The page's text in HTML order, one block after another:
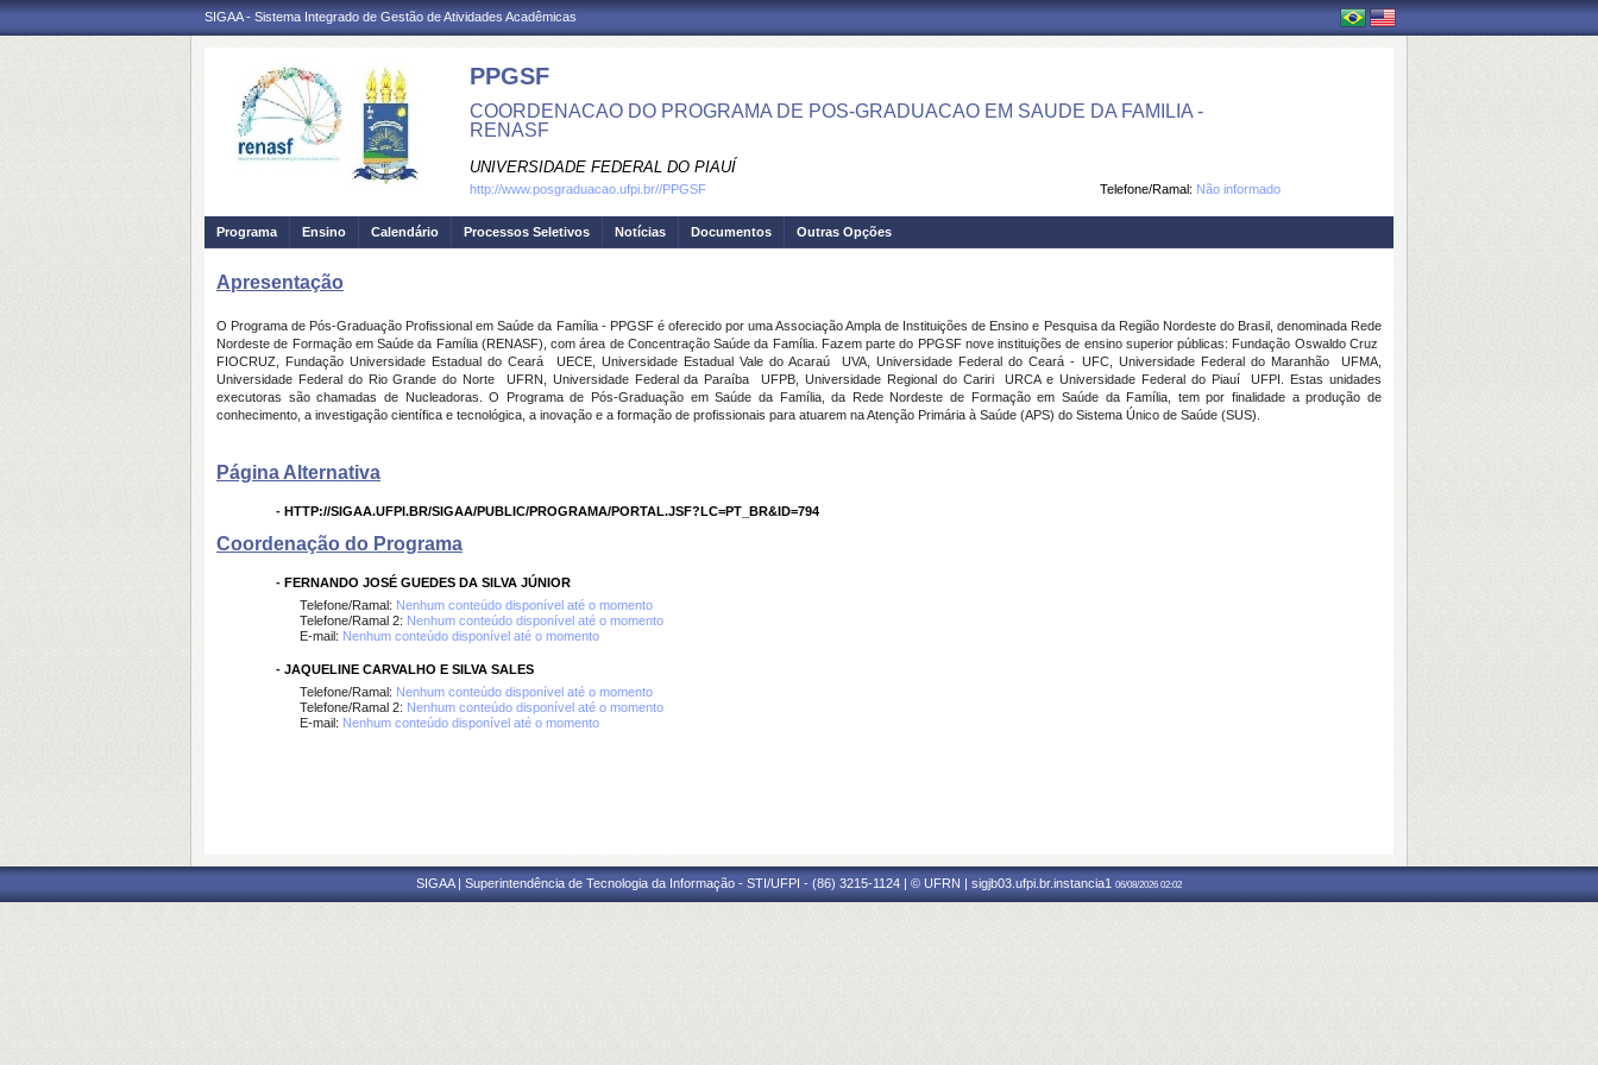
SIGAA - Sistema Integrado de Gestão de Atividades Acadêmicas
PPGSF
COORDENACAO DO PROGRAMA DE POS-GRADUACAO EM SAUDE DA FAMILIA -
RENASF
UNIVERSIDADE FEDERAL DO PIAUÍ
Telefone/Ramal: Não informado
http://www.posgraduacao.ufpi.br//PPGSF
Programa Ensino Calendário Processos Seletivos Notícias Documentos Outras Opções
Apresentação
O Programa de Pós-Graduação Profissional em Saúde da Família - PPGSF é oferecido por uma Associação Ampla de Instituições de Ensino e Pesquisa da Região Nordeste do Brasil, denominada Rede
Nordeste de Formação em Saúde da Família (RENASF), com área de Concentração Saúde da Família. Fazem parte do PPGSF nove instituições de ensino superior públicas: Fundação Oswaldo Cruz 
FIOCRUZ, Fundação Universidade Estadual do Ceará  UECE, Universidade Estadual Vale do Acaraú  UVA, Universidade Federal do Ceará - UFC, Universidade Federal do Maranhão  UFMA,
Universidade Federal do Rio Grande do Norte  UFRN, Universidade Federal da Paraíba  UFPB, Universidade Regional do Cariri  URCA e Universidade Federal do Piauí  UFPI. Estas unidades
executoras são chamadas de Nucleadoras. O Programa de Pós-Graduação em Saúde da Família, da Rede Nordeste de Formação em Saúde da Família, tem por finalidade a produção de
conhecimento, a investigação científica e tecnológica, a inovação e a formação de profissionais para atuarem na Atenção Primária à Saúde (APS) do Sistema Único de Saúde (SUS).
Página Alternativa
- HTTP://SIGAA.UFPI.BR/SIGAA/PUBLIC/PROGRAMA/PORTAL.JSF?LC=PT_BR&ID=794
Coordenação do Programa
- FERNANDO JOSÉ GUEDES DA SILVA JÚNIOR
Telefone/Ramal: Nenhum conteúdo disponível até o momento
Telefone/Ramal 2: Nenhum conteúdo disponível até o momento
E-mail: Nenhum conteúdo disponível até o momento
- JAQUELINE CARVALHO E SILVA SALES
Telefone/Ramal: Nenhum conteúdo disponível até o momento
Telefone/Ramal 2: Nenhum conteúdo disponível até o momento
E-mail: Nenhum conteúdo disponível até o momento
SIGAA | Superintendência de Tecnologia da Informação - STI/UFPI - (86) 3215-1124 | © UFRN | sigjb03.ufpi.br.instancia1 06/08/2026 02:02